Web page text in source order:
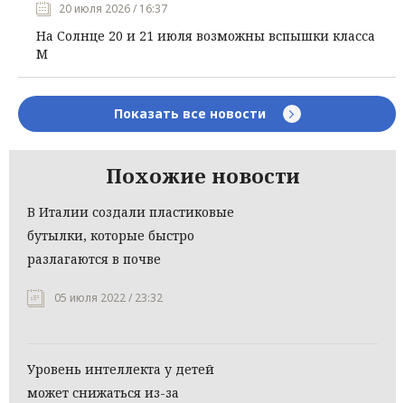
20 июля 2026 / 16:37
На Солнце 20 и 21 июля возможны вспышки класса
М
Показать все новости
Похожие новости
В Италии создали пластиковые
бутылки, которые быстро
разлагаются в почве
05 июля 2022 / 23:32
Уровень интеллекта у детей
может снижаться из-за